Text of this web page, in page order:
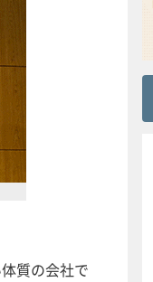
質の会社で